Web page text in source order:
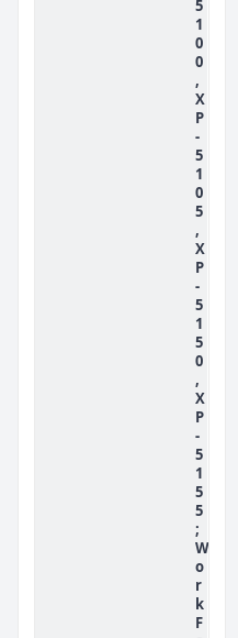
5
1
0
0
,
X
P
-
5
1
0
5
,
X
P
-
5
1
5
0
,
X
P
-
5
1
5
5
;
W
o
r
k
F